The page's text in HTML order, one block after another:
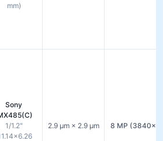
mm)
Sony
1/1.2"
2.9 µm × 2.9 µm 8 MP